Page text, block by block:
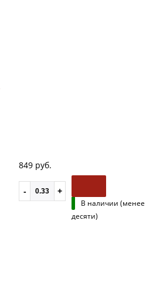
849 руб.
В наличии (менее
десяти)